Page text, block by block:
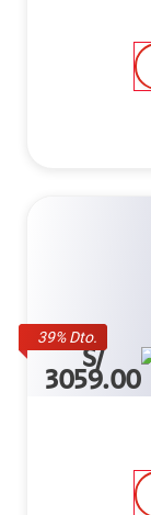
39% Dto.
S/
3059.00